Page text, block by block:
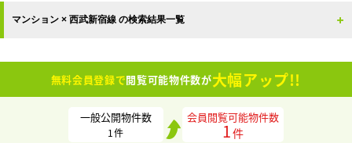
マンション × 西武新宿線 の検索結果一覧
無料会員登録で閲覧可能物件数が大幅アップ!!
一般公開物件数
1件
会員閲覧可能物件数
1件